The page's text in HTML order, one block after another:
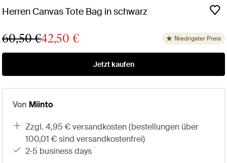
Herren Canvas Tote Bag in schwarz
60,50 €42,50 € Niedrigster Preis
Jetzt kaufen
Von Miinto
zzgl. 4,95 € versandkosten (bestellungen über
100,01 € sind versandkostenfrei)
2-5 business days